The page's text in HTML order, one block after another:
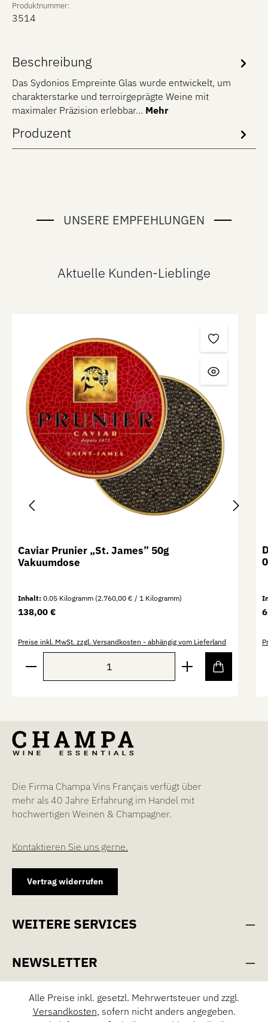
Produktnummer:
3514
Beschreibung
Das Sydonios Empreinte Glas wurde entwickelt, um
charakterstarke und terroirgeprägte Weine mit
maximaler Präzision erlebbar… Mehr
Produzent
UNSERE EMPFEHLUNGEN
Aktuelle Kunden-Lieblinge
Caviar Prunier „St. James” 50g
Vakuumdose
Inhalt:0.05 Kilogramm (2.760,00 € / 1 Kilogramm)
Regulärer Preis:
138,00 €
Preise inkl. MwSt. zzgl. Versandkosten - abhängig vom Lieferland
Produkt Anzahl: Gib den gewünschten Wert ein
Die Firma Champa Vins Français verfügt über
mehr als 40 Jahre Erfahrung im Handel mit
hochwertigen Weinen & Champagner.
Kontaktieren Sie uns gerne.
Vertrag widerrufen
WEITERE SERVICES
NEWSLETTER
Alle Preise inkl. gesetzl. Mehrwertsteuer und zzgl.
Versandkosten, sofern nicht anders angegeben.